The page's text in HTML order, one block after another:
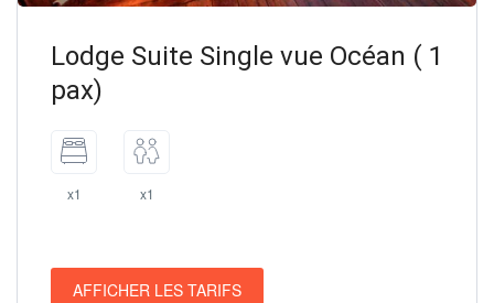
Lodge Suite Single vue Océan ( 1
pax)
x1 x1
AFFICHER LES TARIFS